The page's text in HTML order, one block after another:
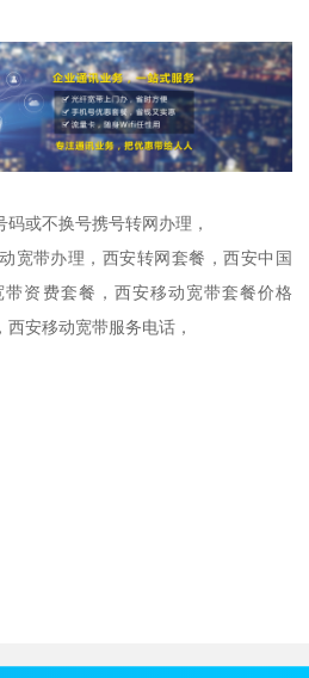
或不换号携号转网办理，
宽带办理，西安转网套餐，西安中国
资费套餐，西安移动宽带套餐价格
安移动宽带服务电话，